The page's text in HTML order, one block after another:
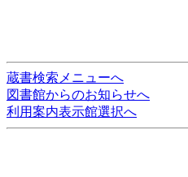
蔵書検索メニューへ
図書館からのお知らせへ
利用案内表示館選択へ